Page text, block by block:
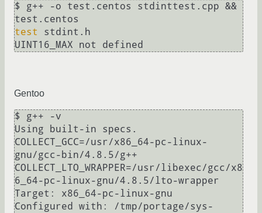
$ g++ -o test.centos stdinttest.cpp &&
test
stdint.h
Gentoo
$ g++ -v
Using built-in specs.
COLLECT_GCC=/usr/x86_64-pc-linux-
gnu/gcc-bin/4.8.5/g++
COLLECT_LTO_WRAPPER=/usr/libexec/gcc/x8
6_64-pc-linux-gnu/4.8.5/lto-wrapper
Target: x86_64-pc-linux-gnu
Configured with: /tmp/portage/sys-